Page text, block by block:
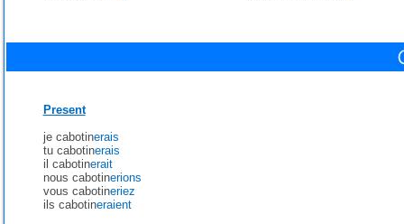
Present
je cabotinerais
tu cabotinerais
il cabotinerait
nous cabotinerions
vous cabotineriez
ils cabotineraient